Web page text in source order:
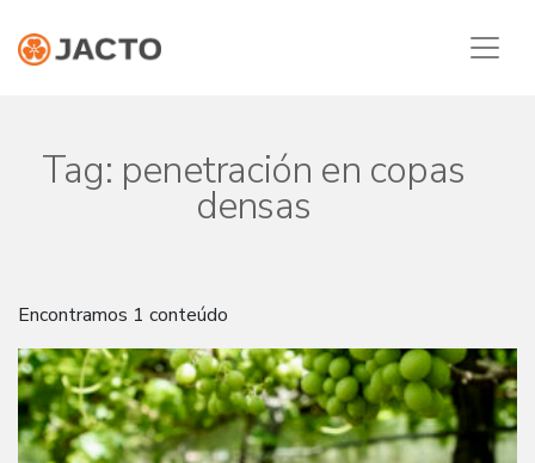
Tag: penetración en copas
densas
Encontramos 1 conteúdo